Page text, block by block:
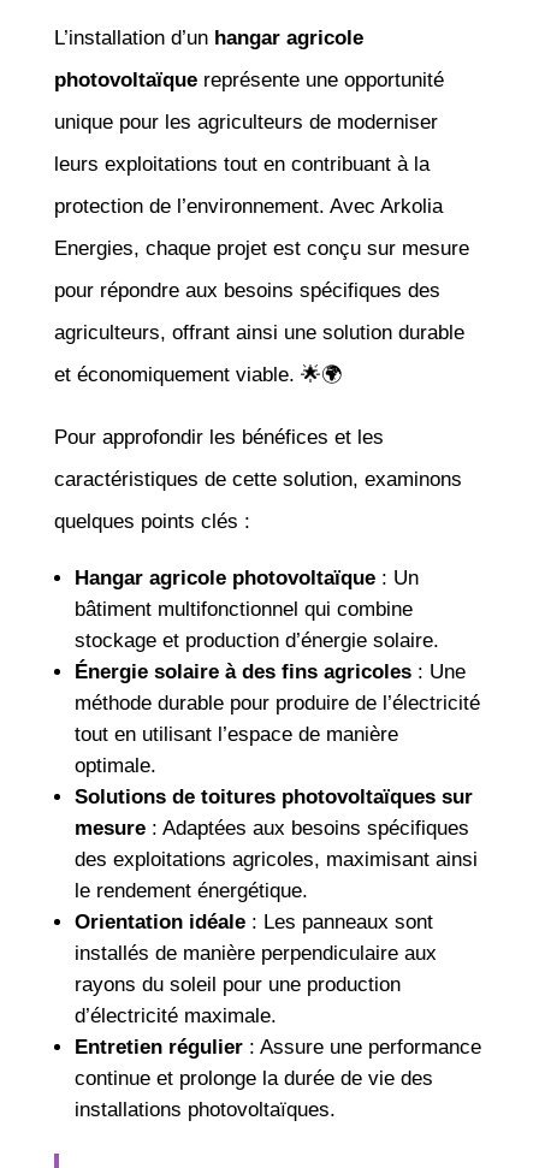
L’installation d’un hangar agricole
photovoltaïquereprésente une opportunité
unique pour les agriculteurs de moderniser
leurs exploitations tout en contribuant à la
protection de l’environnement. Avec Arkolia
Energies, chaque projet est conçu sur mesure
pour répondre aux besoins spécifiques des
agriculteurs, offrant ainsi une solution durable
et économiquement viable. 🌟🌍
Pour approfondir les bénéfices et les
caractéristiques de cette solution, examinons
quelques points clés :
Hangar agricole photovoltaïque: Un
bâtiment multifonctionnel qui combine
stockage et production d’énergie solaire.
Énergie solaire à des fins agricoles: Une
méthode durable pour produire de l’électricité
tout en utilisant l’espace de manière
optimale.
Solutions de toitures photovoltaïques sur
mesure: Adaptées aux besoins spécifiques
des exploitations agricoles, maximisant ainsi
le rendement énergétique.
Orientation idéale: Les panneaux sont
installés de manière perpendiculaire aux
rayons du soleil pour une production
d’électricité maximale.
Entretien régulier: Assure une performance
continue et prolonge la durée de vie des
installations photovoltaïques.